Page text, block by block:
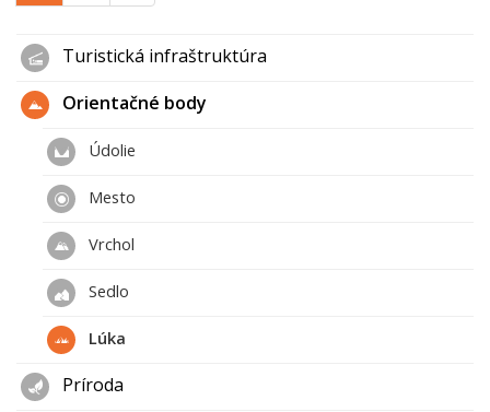
Turistická infraštruktúra
Orientačné body
Údolie
Mesto
Vrchol
Sedlo
Lúka
Príroda